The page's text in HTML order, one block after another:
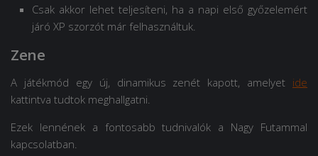
Csak akkor lehet teljesíteni, ha a napi első győzelemért
járó XP szorzót már felhasználtuk.
Zene
A játékmód egy új, dinamikus zenét kapott, amelyet ide
kattintva tudtok meghallgatni.
Ezek lennének a fontosabb tudnivalók a Nagy Futammal
kapcsolatban.